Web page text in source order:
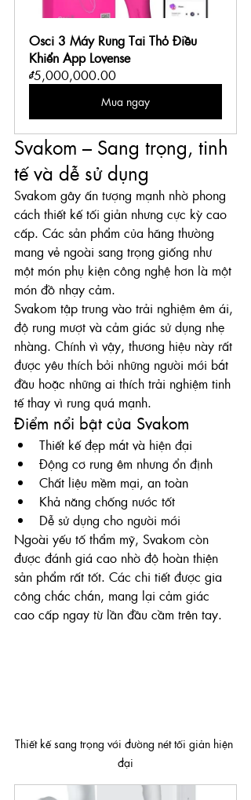
Osci 3 Máy Rung Tai Thỏ Điều
Khiển App Lovense
₫5,000,000.00
Mua ngay
Svakom – Sang trọng, tinh
tế và dễ sử dụng
Svakom gây ấn tượng mạnh nhờ phong
cách thiết kế tối giản nhưng cực kỳ cao
cấp. Các sản phẩm của hãng thường
mang vẻ ngoài sang trọng giống như
một món phụ kiện công nghệ hơn là một
món đồ nhạy cảm.
Svakom tập trung vào trải nghiệm êm ái,
độ rung mượt và cảm giác sử dụng nhẹ
nhàng. Chính vì vậy, thương hiệu này rất
được yêu thích bởi những người mới bắt
đầu hoặc những ai thích trải nghiệm tinh
tế thay vì rung quá mạnh.
Điểm nổi bật của Svakom
Thiết kế đẹp mắt và hiện đại
Động cơ rung êm nhưng ổn định
Chất liệu mềm mại, an toàn
Khả năng chống nước tốt
Dễ sử dụng cho người mới
Ngoài yếu tố thẩm mỹ, Svakom còn
được đánh giá cao nhờ độ hoàn thiện
sản phẩm rất tốt. Các chi tiết được gia
công chắc chắn, mang lại cảm giác
cao cấp ngay từ lần đầu cầm trên tay.
Thiết kế sang trọng với đường nét tối giản hiện
đại